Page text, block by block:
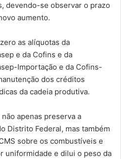
devendo-se observar o prazo
aumento.
as alíquotas da
e da Cofins e da
Importação e da Cofins-
dos créditos
da cadeia produtiva.
apenas preserva a
Distrito Federal, mas também
sobre os combustíveis e
uniformidade e dilui o peso da